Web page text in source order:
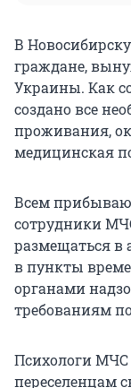
В
граждане,
Украины. Как
создано все
проживания,
медицинская
Всем
сотрудники
размещаться в
в пункты
органами
требованиям
Психологи
переселенцам